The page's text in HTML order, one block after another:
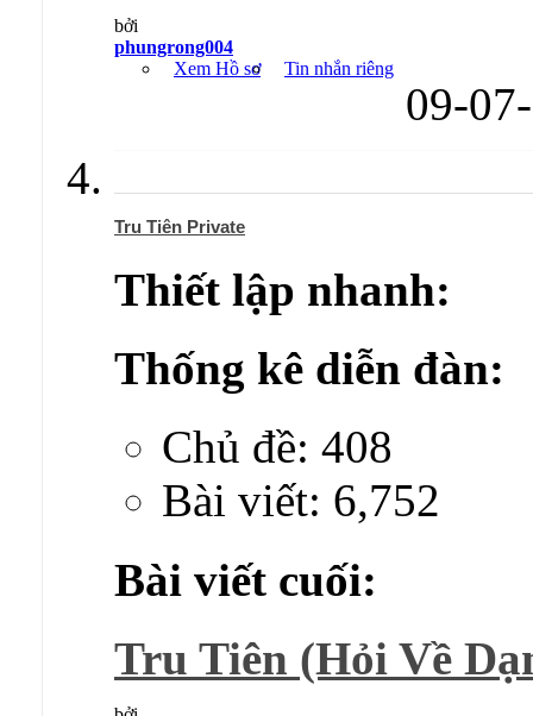
bởi
phungrong004
Xem Hồ sơ
Tin nhắn riêng
09-
Tru Tiên Private
Thiết lập nhanh:
Thống kê diễn đàn:
Chủ đề: 408
Bài viết: 6,752
Bài viết cuối:
Tru Tiên (Hỏi Về